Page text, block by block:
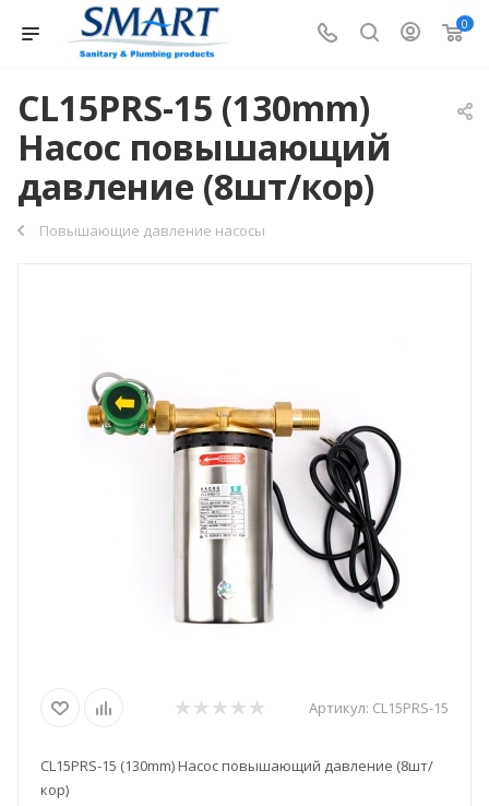
0
CL15PRS-15 (130mm)
Насос повышающий
давление (8шт/кор)
Повышающие давление насосы
Артикул: CL15PRS-15
CL15PRS-15 (130mm) Насос повышающий давление (8шт/
кор)